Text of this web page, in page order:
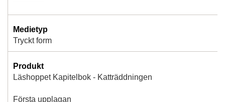
Medietyp
Tryckt form
Produkt
Läshoppet Kapitelbok - Katträddningen
Första upplagan